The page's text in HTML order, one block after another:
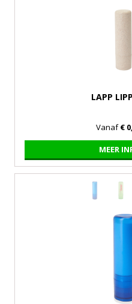
LAPP
Vanaf€
MEER